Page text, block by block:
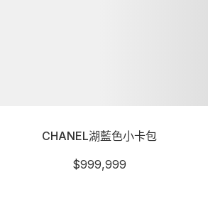
CHANEL湖藍色小卡包
$999,999